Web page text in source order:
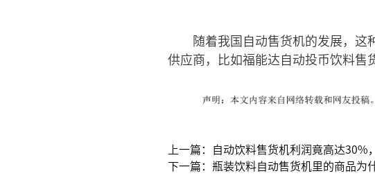
随着我国自动售货机的发展，
供应商，比如福能达自动投币饮料售
上一篇：自动饮料售货机利润竟高达30%
下一篇：瓶装饮料自动售货机里的商品为